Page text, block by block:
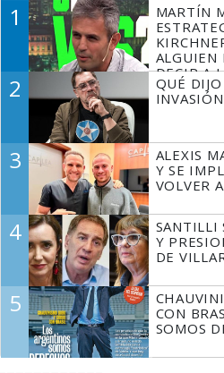
1
MARTÍN
ALGUIEN
DECIR A
TIENE
2
QUÉ
3
ALEXIS
Y SE
VOLVER
4
SANTILLI
Y
DE
5
CON
SOMOS